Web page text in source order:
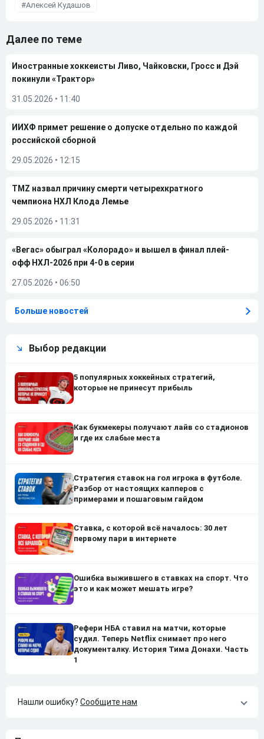
Алексей Кудашов
Далее по теме
Иностранные хоккеисты Ливо, Чайковски, Гросс и Дэй
покинули «Трактор»
31.05.2026 • 11:40
ИИХФ примет решение о допуске отдельно по каждой
российской сборной
29.05.2026 • 12:15
TMZ назвал причину смерти четырехкратного
чемпиона НХЛ Клода Лемье
29.05.2026 • 11:31
«Вегас» обыграл «Колорадо» и вышел в финал плей-
офф НХЛ-2026 при 4-0 в серии
27.05.2026 • 06:50
Больше новостей
Выбор редакции
5 популярных хоккейных стратегий,
которые не принесут прибыль
Как букмекеры получают лайв со стадионов
и где их слабые места
Стратегия ставок на гол игрока в футболе.
Разбор от настоящих капперов с
примерами и пошаговым гайдом
Ставка, с которой всё началось: 30 лет
первому пари в интернете
Ошибка выжившего в ставках на спорт. Что
это и как может мешать игре?
Рефери НБА ставил на матчи, которые
судил. Теперь Netflix снимает про него
документалку. История Тима Донахи. Часть
1
Нашли ошибку? Сообщите нам